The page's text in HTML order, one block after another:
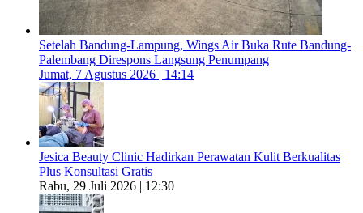
Setelah Bandung-Lampung, Wings Air Buka Rute Bandung-
Palembang Direspons Langsung Penumpang
Jumat, 7 Agustus 2026 | 14:14
Jesica Beauty Clinic Hadirkan Perawatan Kulit Berkualitas
Plus Konsultasi Gratis
Rabu, 29 Juli 2026 | 12:30